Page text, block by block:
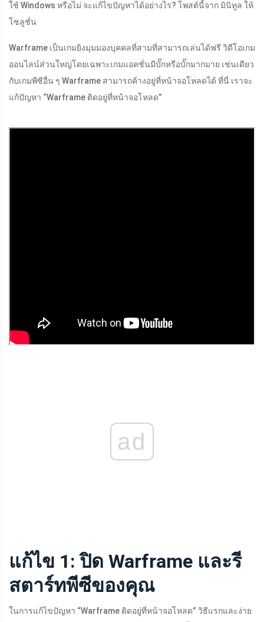
ใช้ Windows หรือไม่ จะแก้ไขปัญหาได้อย่างไร? โพสต์นี้จาก มินิทูล ให้
โซลูชั่น
Warframe เป็นเกมยิงมุมมองบุคคลที่สามที่สามารถเล่นได้ฟรี วิดีโอเกม
ออนไลน์ส่วนใหญ่โดยเฉพาะเกมแอคชั่นมีบั๊กหรือบั๊กมากมาย เช่นเดียว
กับเกมพีซีอื่น ๆ Warframe สามารถค้างอยู่ที่หน้าจอโหลดได้ ที่นี่ เราจะ
แก้ปัญหา “Warframe ติดอยู่ที่หน้าจอโหลด”
ad
แก้ไข 1: ปิด Warframe และรี
สตาร์ทพีซีของคุณ
ในการแก้ไขปัญหา “Warframe ติดอยู่ที่หน้าจอโหลด” วิธีแรกและง่าย